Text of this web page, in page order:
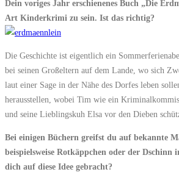
Dein voriges Jahr erschienenes Buch „Die
Art Kinderkrimi zu sein. Ist das richtig?
Die Geschichte ist eigentlich ein
bei seinen Großeltern auf dem Lande, wo sich
laut einer Sage in der Nähe des Dorfes leben
herausstellen, wobei Tim wie ein
und seine Lieblingskuh Elsa vor den Dieben
Bei einigen Büchern greifst du auf bekannte
beispielsweise Rotkäppchen oder der Dschinn
dich auf diese Idee gebracht?